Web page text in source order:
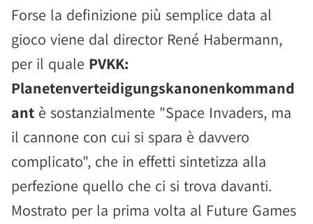
Forse la definizione più semplice data al
gioco viene dal director René Habermann,
per il quale PVKK:
Planetenverteidigungskanonenkommand
ant è sostanzialmente "Space Invaders, ma
il cannone con cui si spara è davvero
complicato", che in effetti sintetizza alla
perfezione quello che ci si trova davanti.
Mostrato per la prima volta al Future Games